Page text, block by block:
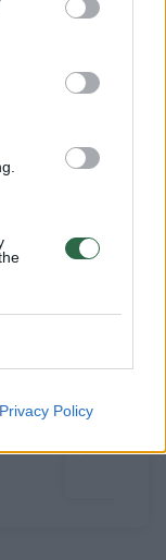
Privacy Policy
Į
žmonos